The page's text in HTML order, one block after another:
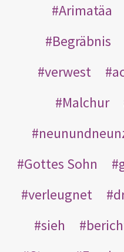
Arimatäa
Begräbnis
verwest
Malchur
Gottes Sohn
verleugnet
sieh